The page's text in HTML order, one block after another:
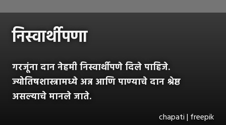
निस्वार्थीपणा
गरजूंना दान नेहमी निस्वार्थीपणे दिले पाहिजे.
ज्योतिषशास्त्रामध्ये अन्न आणि पाण्याचे दान श्रेष्ठ
असल्याचे मानले जाते.
chapati | freepik